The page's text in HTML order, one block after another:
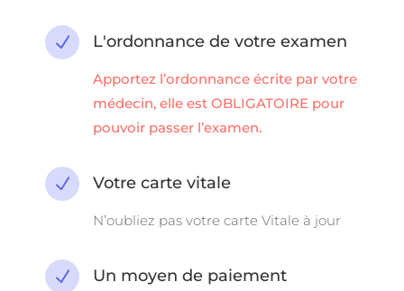
N L'ordonnance de votre examen
Apportez l’ordonnance écrite par votre
médecin, elle est OBLIGATOIRE pour
pouvoir passer l’examen.
N Votre carte vitale
N’oubliez pas votre carte Vitale à jour
N Un moyen de paiement